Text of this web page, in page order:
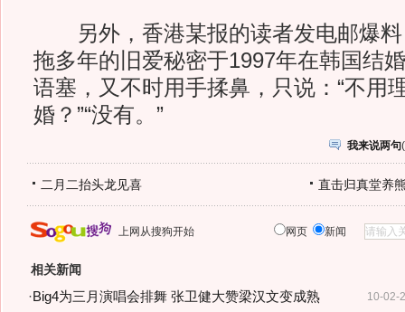
另外，香港某报的读者发电邮爆料
拖多年的旧爱秘密于1997年在韩国结
语塞，又不时用手揉鼻，只说：“不用
婚？”“没有。”
我来说两句(
二月二抬头龙见喜 直击归真堂养
上网从搜狗开始 网页 新闻
相关新闻
10-02-
·Big4为三月演唱会排舞 张卫健大赞梁汉文变成熟